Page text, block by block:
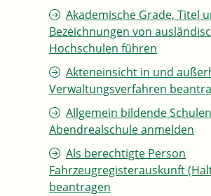
Akademische Grade, Titel
Bezeichnungen von
Hochschulen führen
Akteneinsicht in und
Verwaltungsverfahren
Allgemein bildende
Abendrealschule anmelden
Als berechtigte Person
Fahrzeugregisterauskunft
beantragen